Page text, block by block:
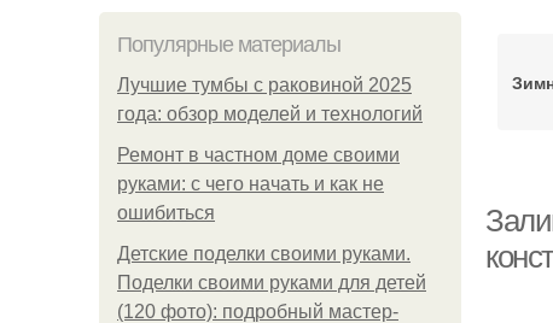
Популярные материалы
Лучшие тумбы с раковиной 2025
года: обзор моделей и технологий
Ремонт в частном доме своими
руками: с чего начать и как не
ошибиться
Детские поделки своими руками.
Поделки своими руками для детей
(120 фото): подробный мастер-